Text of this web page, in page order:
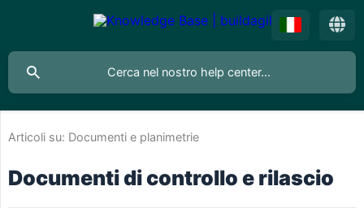
Articoli su: Documenti e planimetrie
Documenti di controllo e rilascio